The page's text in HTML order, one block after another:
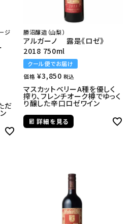
ジ
だ
勝沼醸造（山梨）
アルガーノ 露是《ロゼ》
2018 750ml
クール便でお届け
価格 ¥3,850 税込
マスカットベリーA種を優しく
搾り、フレンチオーク樽でゆっく
り醸した辛口ロゼワイン
詳細を見る